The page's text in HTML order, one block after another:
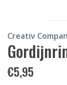
Creativ
€5,95